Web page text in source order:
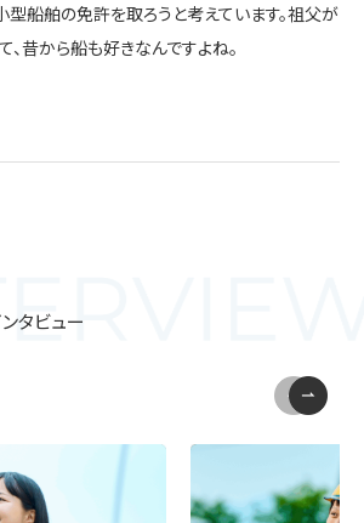
型船舶の免許を取ろうと考えています。祖父が
、昔から船も好きなんですよね。
タビュー